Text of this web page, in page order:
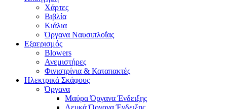
Χάρτες
Βιβλία
Κιάλια
Όργανα Ναυσιπλοΐας
Εξαερισμός
Blowers
Ανεμιστήρες
Φινιστρίνια & Καταπακτές
Ηλεκτρικά Σκάφους
Όργανα
Μαύρα Όργανα Ένδειξης
Λευκά Όργανα Ένδειξης